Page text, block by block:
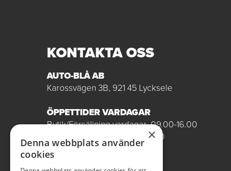
KONTAKTA OSS
AUTO-BLÅ AB
Karossvägen 3B, 921 45 Lycksele
ÖPPETTIDER VARDAGAR
Butik/Försäljning vardagar 09.00-16.00
Verkstad vardagar 07.00-16.00
Röda dagar stängt
×
Denna webbplats använder
cookies